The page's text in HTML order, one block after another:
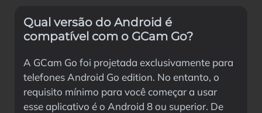
Qual versão do Android é
compatível com o GCam Go?
A GCam Go foi projetada exclusivamente para
telefones Android Go edition. No entanto, o
requisito mínimo para você começar a usar
esse aplicativo é o Android 8 ou superior. De